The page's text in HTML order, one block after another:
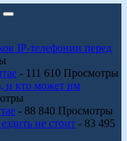
IP-телефонии перед
- 111 610 Просмотры
и кто может им
- 88 840 Просмотры
не стоит - 83 495